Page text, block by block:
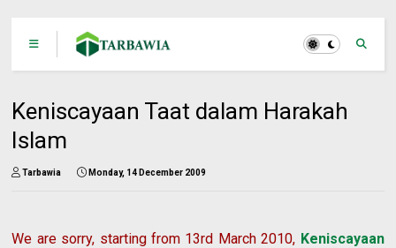
Keniscayaan Taat dalam Harakah
Islam
Tarbawia Monday, 14 December 2009
We are sorry, starting from 13rd March 2010, Keniscayaan